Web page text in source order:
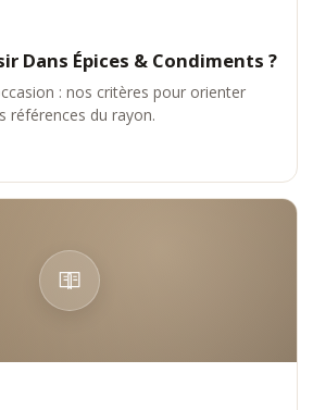
des épices et condiments
avec les grandes maisons, les
et les leaders internationaux.
Dans Épices & Condiments ?
: nos critères pour orienter
références du rayon.